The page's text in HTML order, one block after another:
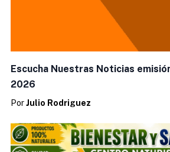
Escucha Nuestras Noticias
2026
Por Julio Rodriguez